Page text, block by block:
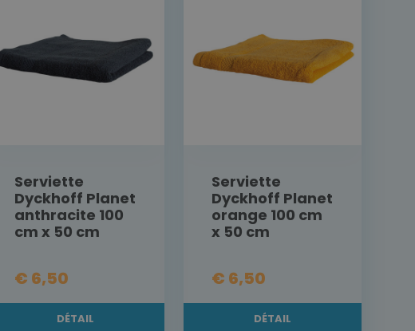
Serviette
Dyckhoff Planet
anthracite 100
cm x 50 cm
€ 6,50
DÉTAIL
Serviette
Dyckhoff Planet
orange 100 cm
x 50 cm
€ 6,50
DÉTAIL